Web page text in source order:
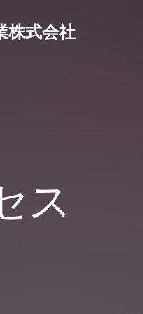
株式会社
ス